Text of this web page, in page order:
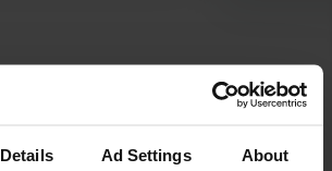
Details Ad Settings About